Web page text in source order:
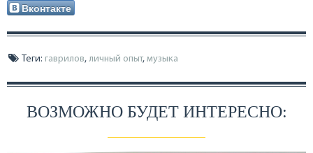
Вконтакте
Теги: гаврилов, личный опыт, музыка
ВОЗМОЖНО БУДЕТ ИНТЕРЕСНО: